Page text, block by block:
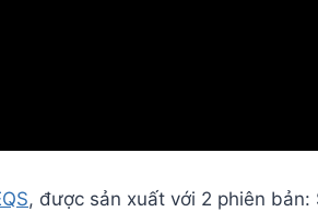
, được sản xuất với 2 phiên bản: